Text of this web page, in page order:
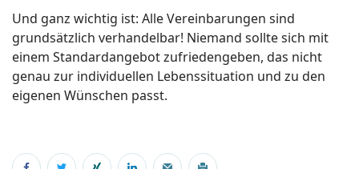
Und ganz wichtig ist: Alle Vereinbarungen sind
grundsätzlich verhandelbar! Niemand sollte sich mit
einem Standardangebot zufriedengeben, das nicht
genau zur individuellen Lebenssituation und zu den
eigenen Wünschen passt.